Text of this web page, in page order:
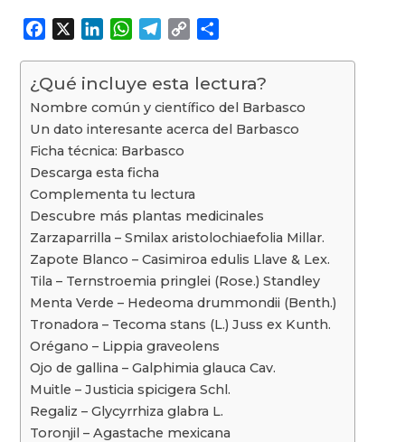
e
b
o
o
k
k
e
d
I
n
W
t
s
A
p
p
e
g
r
a
y
L
i
p
a
r
¿Qué incluye esta lectura?
Nombre común y científico del Barbasco
Un dato interesante acerca del Barbasco
Ficha técnica: Barbasco
Descarga esta ficha
Complementa tu lectura
Descubre más plantas medicinales
Zarzaparrilla – Smilax aristolochiaefolia Millar.
Zapote Blanco – Casimiroa edulis Llave & Lex.
Tila – Ternstroemia pringlei (Rose.) Standley
Menta Verde – Hedeoma drummondii (Benth.)
Tronadora – Tecoma stans (L.) Juss ex Kunth.
Orégano – Lippia graveolens
Ojo de gallina – Galphimia glauca Cav.
Muitle – Justicia spicigera Schl.
Regaliz – Glycyrrhiza glabra L.
Toronjil – Agastache mexicana